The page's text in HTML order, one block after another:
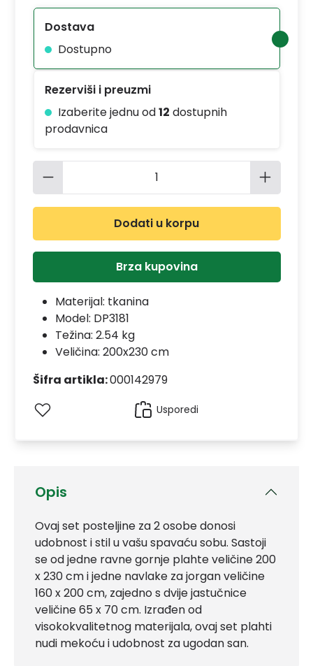
Opis
Ovaj set posteljine za 2 osobe donosi
udobnost i stil u vašu spavaću sobu. Sastoji
se od jedne ravne gornje plahte veličine 200
x 230 cm i jedne navlake za jorgan veličine
160 x 200 cm, zajedno s dvije jastučnice
veličine 65 x 70 cm. Izrađen od
visokokvalitetnog materijala, ovaj set plahti
nudi mekoću i udobnost za ugodan san.
Dostava
Dostupno
Rezerviši i preuzmi
Izaberite jednu od12 dostupnih
prodavnica
Količina proizvoda: Unesite
Dodati u korpu
Brza kupovina
Materijal: tkanina
Model: DP3181
Težina: 2.54 kg
Veličina: 200x230 cm
Šifra artikla:000142979
Usporedi